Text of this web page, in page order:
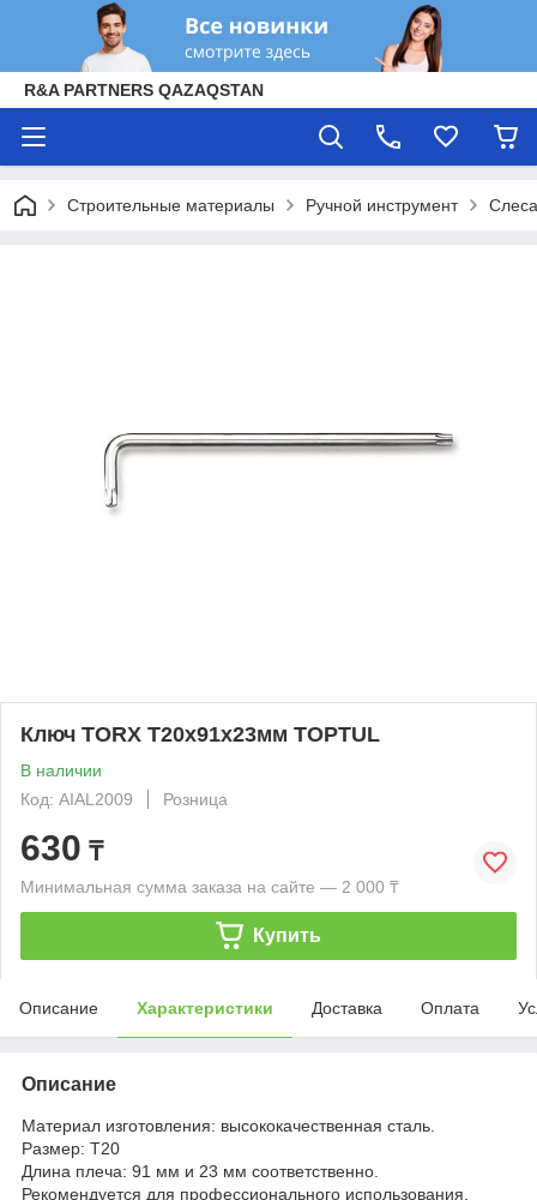
R&A PARTNERS QAZAQSTAN
Строительные материалы Ручной инструмент
Ключ TORX T20х91х23мм TOPTUL
В наличии
Код: AIAL2009
Розница
630 ₸
Минимальная сумма заказа на сайте — 2 000 ₸
Купить
Описание Характеристики Доставка Оплата
Описание
Материал изготовления: высококачественная сталь.
Размер: Т20
Длина плеча: 91 мм и 23 мм соответственно.
Рекомендуется для профессионального использования.